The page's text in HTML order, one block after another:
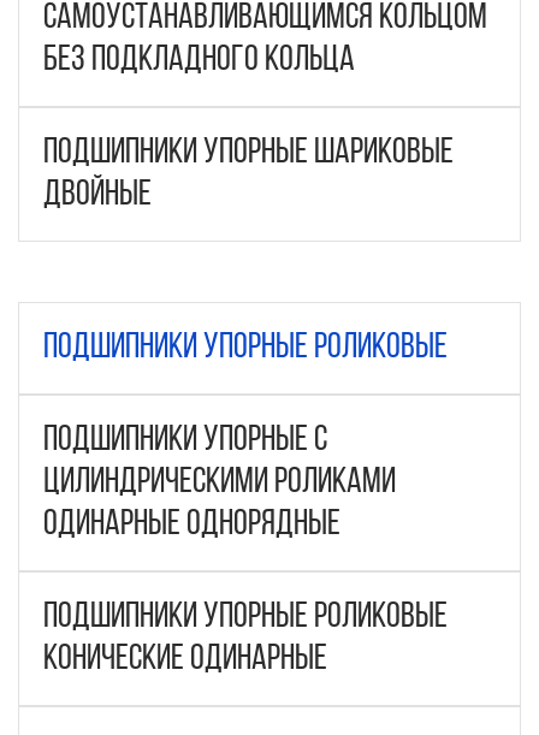
самоустанавливающимся кольцом
без подкладного кольца
Подшипники упорные шариковые
двойные
Подшипники упорные роликовые
Подшипники упорные с
цилиндрическими роликами
одинарные однорядные
Подшипники упорные роликовые
конические одинарные